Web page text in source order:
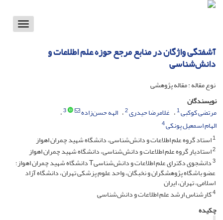
Toggle
آشفتگی واژگان در منابع مرجع حوزه علم اطلاعات و
دانش‌شناسی
نوع مقاله : مقاله پژوهشی
نویسندگان
مرتضی کوکبی1 غلامرضا حیدری2 الهه حسن‌زاده 3
الهام اسمعیل پونکی4
1استاد گروه علم اطلاعات و دانش‌شناسی، دانشگاه شهید چمران اهواز
2استادیار گروه علم اطلاعات و دانش‌شناسی، دانشگاه شهید چمران اهواز
3 دانشجوی دکترای علم اطلاعات و دانش‌شناسیT دانشگاه شهید چمران اهواز؛
عضو باشگاه پژوهشگران و نخبگان، واحد علوم پزشکی تهران، دانشگاه آزاد
اسلامی، تهران، ایران
4کارشناس ارشد علم اطلاعات و دانش‌شناسی
چکیده